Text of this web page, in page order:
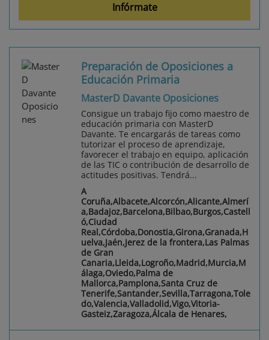
Infórmate
Preparación de Oposiciones a
Educación Primaria
MasterD Davante Oposiciones
Consigue un trabajo fijo como maestro de
educación primaria con MasterD
Davante. Te encargarás de tareas como
tutorizar el proceso de aprendizaje,
favorecer el trabajo en equipo, aplicación
de las TIC o contribución de desarrollo de
actitudes positivas. Tendrá...
A
Coruña,Albacete,Alcorcón,Alicante,Almerí
a,Badajoz,Barcelona,Bilbao,Burgos,Castell
ó,Ciudad
Real,Córdoba,Donostia,Girona,Granada,H
uelva,Jaén,Jerez de la frontera,Las Palmas
de Gran
Canaria,Lleida,Logroño,Madrid,Murcia,M
álaga,Oviedo,Palma de
Mallorca,Pamplona,Santa Cruz de
Tenerife,Santander,Sevilla,Tarragona,Tole
do,Valencia,Valladolid,Vigo,Vitoria-
Gasteiz,Zaragoza,Álcala de Henares,